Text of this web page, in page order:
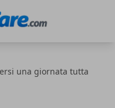
una giornata tutta